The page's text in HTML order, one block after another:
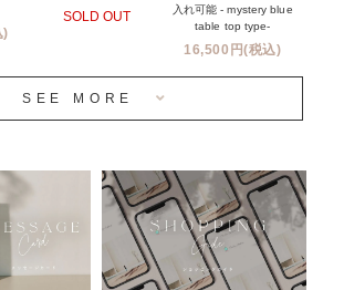
ョップについて
バルーン
売機
ーダーメイド - coming soonn -
)
SOLD OUT
入れ可能 - mystery blue
table top type-
16,500円(税込)
SEE MORE